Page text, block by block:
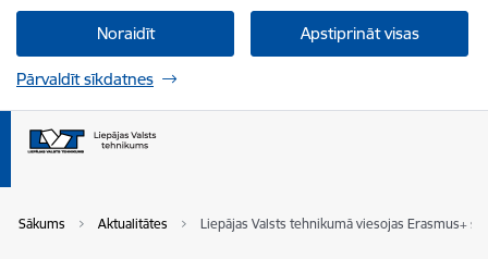
Noraidīt Apstiprināt visas
Pārvaldīt sīkdatnes
Sākums Aktualitātes Liepājas Valsts tehnikumā viesojas Erasmus+